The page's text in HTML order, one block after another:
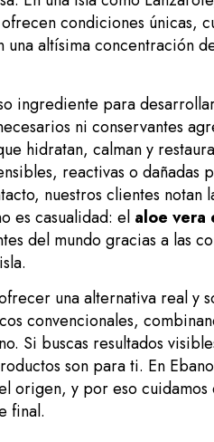
condiciones únicas,
altísima concentración
ingrediente para
ni conservantes
hidratan, calman y
reactivas o dañadas
nuestros clientes notan
es casualidad: el aloe vera
del mundo gracias a las
una alternativa real y
convencionales,
Si buscas resultados
son para ti. En
origen, y por eso cuidamos
final.